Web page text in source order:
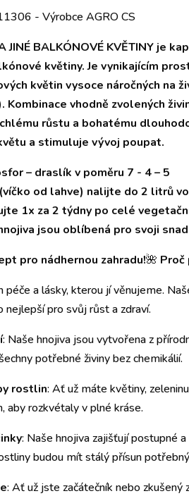
- Výrobce AGRO CS
JINÉ BALKÓNOVÉ KVĚTINY je
květiny. Je vynikajícím
květin vysoce náročných na
Kombinace vhodně zvolených
růstu a bohatému
a stimuluje vývoj poupat.
– draslík v poměru 7 - 4 – 5
od lahve) nalijte do 2 litrů
1x za 2 týdny po celé
jsou oblíbená pro svoji
pro nádhernou zahradu!🌺 Proč
péče a lásky, kterou jí věnujeme.
pro svůj růst a zdraví.
: Naše hnojiva jsou vytvořena z
potřebné živiny bez chemikálií.
rostlin: Ať už máte květiny,
aby rozkvétaly v plné kráse.
: Naše hnojiva zajišťují postupné
budou mít stálý přísun
: Ať už jste začátečník nebo zkušený